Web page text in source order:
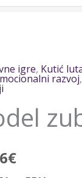
igre, Kutić
razvoj
€